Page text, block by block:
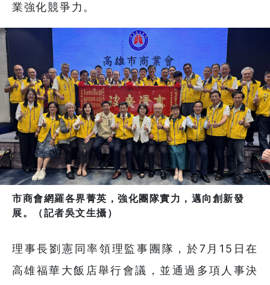
業強化競爭力。
市商會網羅各界菁英，強化團隊實力，邁向創新發
展。（記者吳文生攝）
理事長劉憲同率領理監事團隊，於7月15日在
高雄福華大飯店舉行會議，並通過多項人事決